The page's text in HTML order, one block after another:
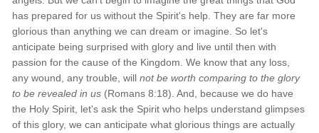
has prepared for us without the Spirit's help. They are far more
glorious than anything we can dream or imagine. So let's
anticipate being surprised with glory and live until then with
passion for the cause of the Kingdom. We know that any loss,
any wound, any trouble, willnot be worth comparing to the glory
to be revealed in us (Romans 8:18). And, because we do have
the Holy Spirit, let's ask the Spirit who helps understand glimpses
of this glory, we can anticipate what glorious things are actually